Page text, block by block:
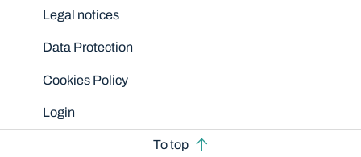
Legal notices
Data Protection
Cookies Policy
Login
To top